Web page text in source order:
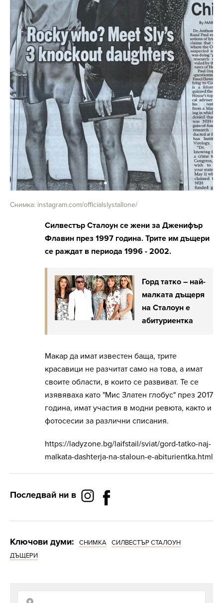
Снимка: instagram.com/officialslystallone/
Силвестър Сталоун се жени за Дженифър
Флавин през 1997 година. Трите им дъщери
се раждат в периода 1996 - 2002.
Горд татко – най-
малката дъщеря
на Сталоун е
абитуриентка
Макар да имат известен баща, трите
красавици не разчитат само на това, а имат
своите области, в които се развиват. Те се
изявяваха като "Мис Златен глобус" през 2017
година, имат участия в модни ревюта, както и
фотосесии за различни списания.
https://ladyzone.bg/laifstail/sviat/gord-tatko-naj-
malkata-dashterja-na-staloun-e-abiturientka.html
Последвай ни в
Ключови думи: СНИМКА
СИЛВЕСТЪР СТАЛОУН
ДЪЩЕРИ